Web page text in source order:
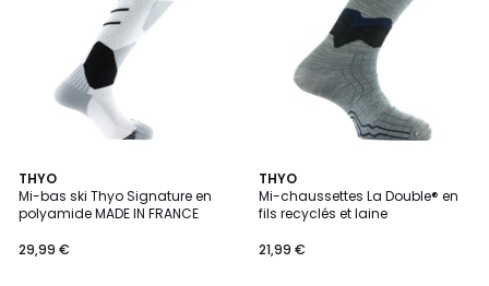
THYO
Mi-bas ski Thyo Signature en
polyamide MADE IN FRANCE
29,99 €
2
Couleurs
THYO
Mi-chaussettes La Double® en
fils recyclés et laine
21,99 €
3
Couleurs